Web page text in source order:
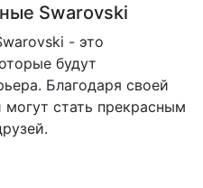
Swarovski
- это
будут
Благодаря своей
стать прекрасным